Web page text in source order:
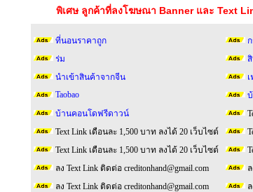
พิเศษ ลูกค้าที่ลงโฆษณา Banner และ Text
ที่นอนราคาถูก
ร่ม
นำเข้าสินค้าจากจีน
Taobao
บ้านคอนโดฟรีดาวน์
Text Link เดือนละ 1,500 บาท ลงได้ 20 เว็บไซต์
Text Link เดือนละ 1,500 บาท ลงได้ 20 เว็บไซต์
ลง Text Link ติดต่อ creditonhand@gmail.com
ลง Text Link ติดต่อ creditonhand@gmail.com